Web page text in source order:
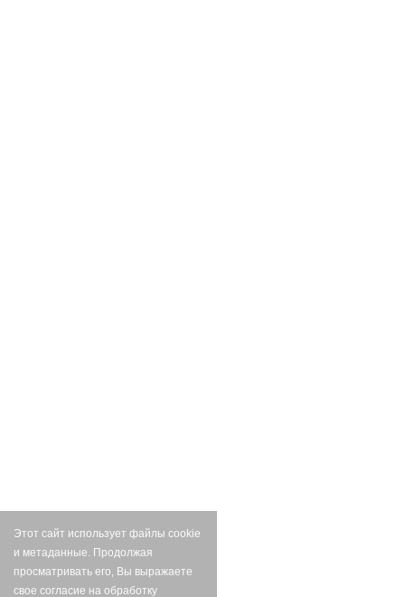
Этот сайт использует файлы cookie
и метаданные. Продолжая
просматривать его, Вы выражаете
свое согласие на обработку